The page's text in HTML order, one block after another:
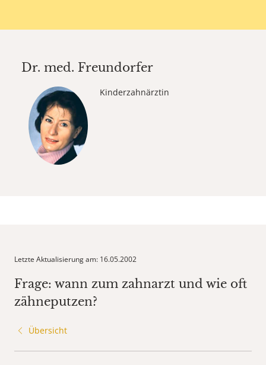
Dr. med. Freundorfer
Kinderzahnärztin
Letzte Aktualisierung am: 16.05.2002
Frage: wann zum zahnarzt und wie oft
zähneputzen?
Übersicht